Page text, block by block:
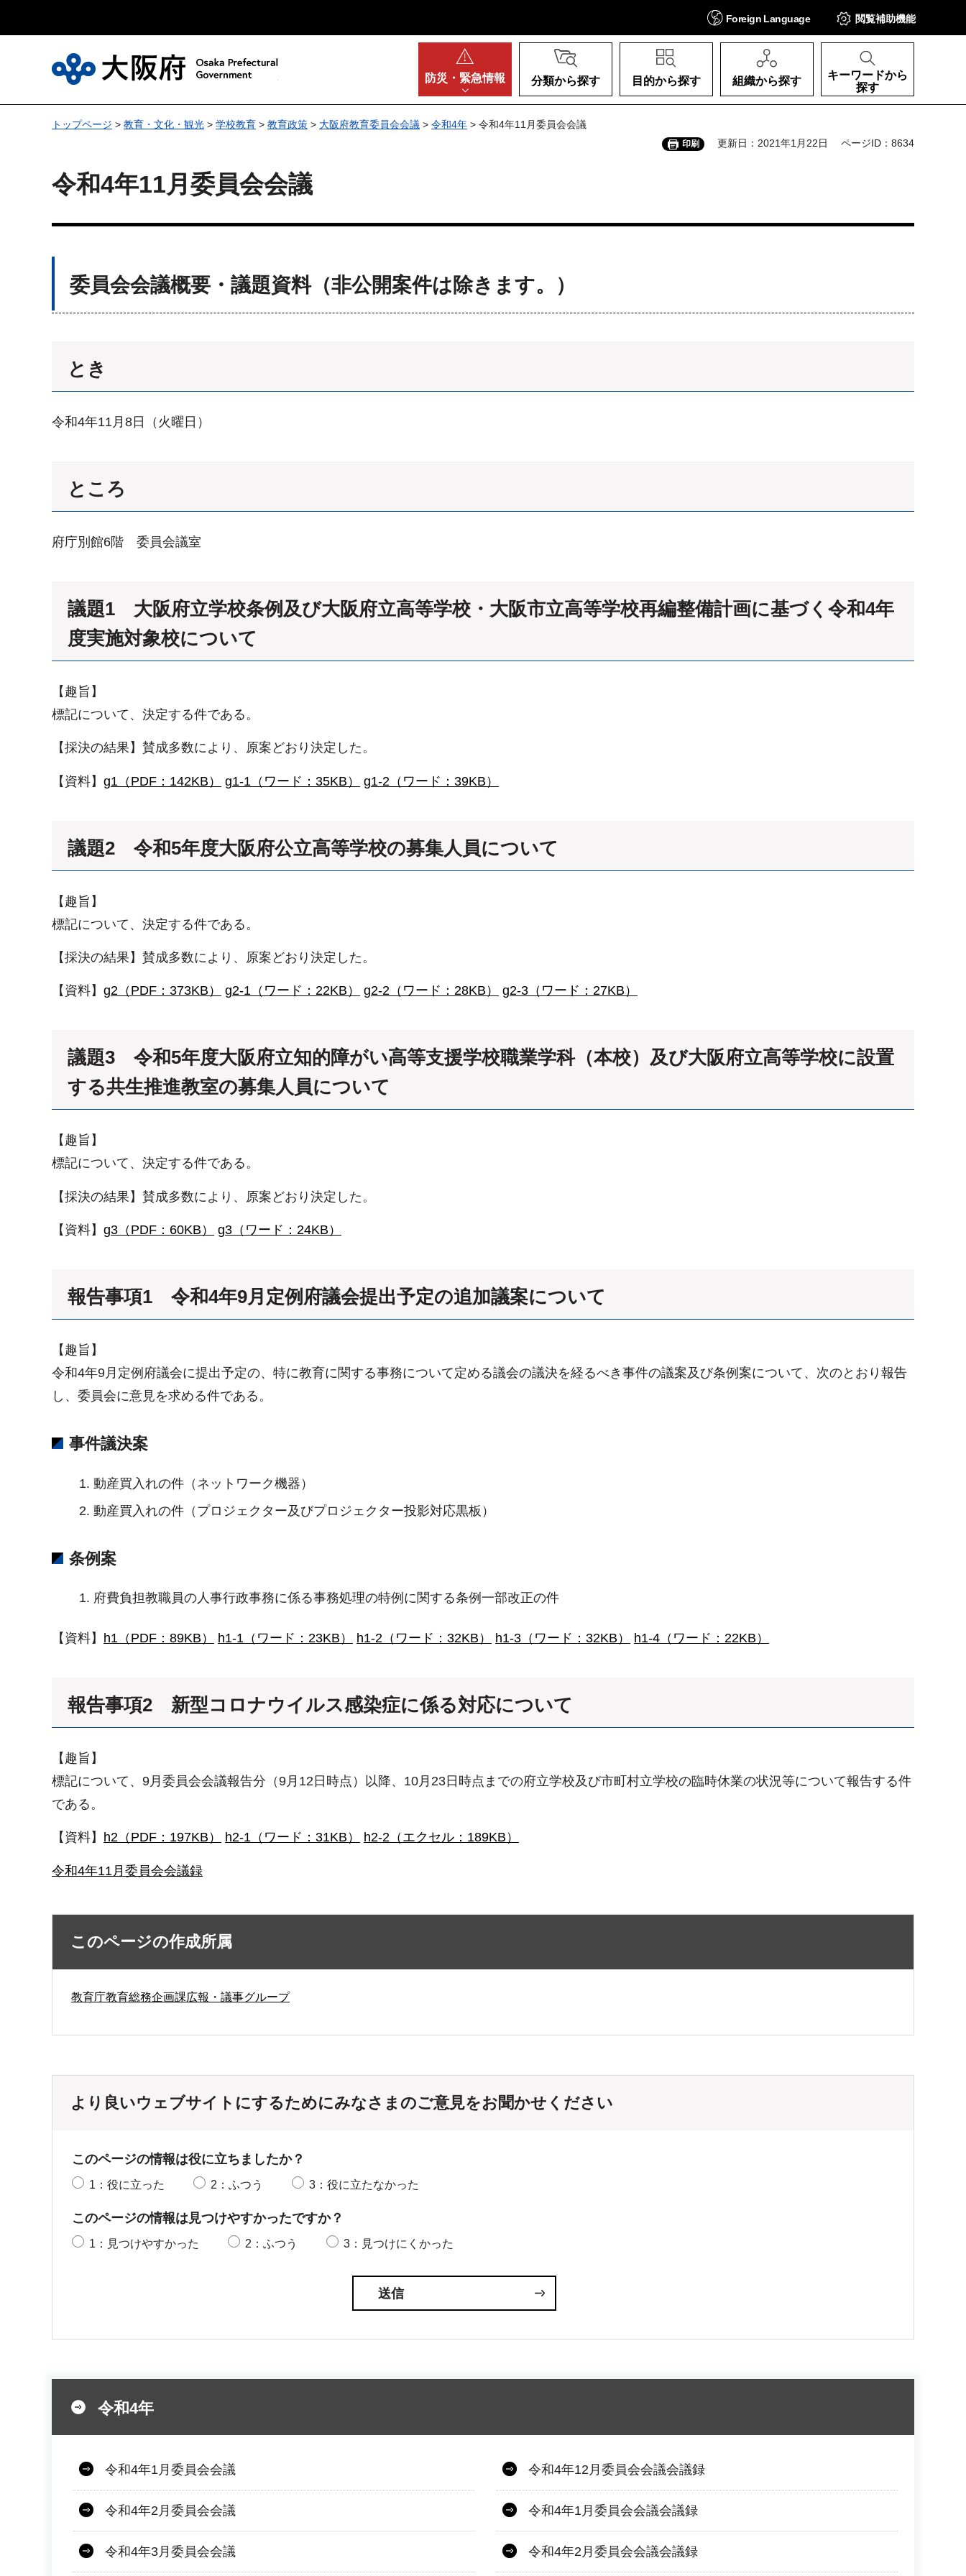
Foreign Language 閲覧補助機能
防災・ 緊急情報 分類から探す 目的から探す 組織から探す
キーワードから
探す
トップページ > 教育・文化・観光 > 学校教育 > 教育政策 > 大阪府教育委員会会議 > 令和4年 > 令和4年11月委員会会議
印刷 更新日：2021年1月22日 ページID：8634
令和4年11月委員会会議
委員会会議概要・議題資料（非公開案件は除きます。）
とき
令和4年11月8日（火曜日）
ところ
府庁別館6階 委員会議室
議題1 大阪府立学校条例及び大阪府立高等学校・大阪市立高等学校再編整備計画に基づく令和4年
度実施対象校について
【趣旨】
標記について、決定する件である。
【採決の結果】賛成多数により、原案どおり決定した。
【資料】 g1（PDF：142KB） g1-1（ワード：35KB） g1-2（ワード：39KB）
議題2 令和5年度大阪府公立高等学校の募集人員について
【趣旨】
標記について、決定する件である。
【採決の結果】賛成多数により、原案どおり決定した。
【資料】 g2（PDF：373KB） g2-1（ワード：22KB） g2-2（ワード：28KB） g2-3（ワード：27KB）
議題3 令和5年度大阪府立知的障がい高等支援学校職業学科（本校）及び大阪府立高等学校に設置
する共生推進教室の募集人員について
【趣旨】
標記について、決定する件である。
【採決の結果】賛成多数により、原案どおり決定した。
【資料】 g3（PDF：60KB） g3（ワード：24KB）
報告事項1 令和4年9月定例府議会提出予定の追加議案について
【趣旨】
令和4年9月定例府議会に提出予定の、特に教育に関する事務について定める議会の議決を経るべき事件の議案及び条例案について、次のとおり報告
し、委員会に意見を求める件である。
事件議決案
動産買入れの件（ネットワーク機器）
動産買入れの件（プロジェクター及びプロジェクター投影対応黒板）
条例案
府費負担教職員の人事行政事務に係る事務処理の特例に関する条例一部改正の件
【資料】 h1（PDF：89KB） h1-1（ワード：23KB） h1-2（ワード：32KB） h1-3（ワード：32KB） h1-4（ワード：22KB）
報告事項2 新型コロナウイルス感染症に係る対応について
【趣旨】
標記について、9月委員会会議報告分（9月12日時点）以降、10月23日時点までの府立学校及び市町村立学校の臨時休業の状況等について報告する件
である。
【資料】 h2（PDF：197KB） h2-1（ワード：31KB） h2-2（エクセル：189KB）
令和4年11月委員会会議録
このページの作成所属
教育庁教育総務企画課広報・議事グループ
より良いウェブサイトにするためにみなさまのご意見をお聞かせください
このページの情報は役に立ちましたか？
1：役に立った 2：ふつう 3：役に立たなかった
このページの情報は見つけやすかったですか？
1：見つけやすかった 2：ふつう 3：見つけにくかった
令和4年
令和4年1月委員会会議 令和4年12月委員会会議会議録
令和4年2月委員会会議 令和4年1月委員会会議会議録
令和4年3月委員会会議 令和4年2月委員会会議会議録